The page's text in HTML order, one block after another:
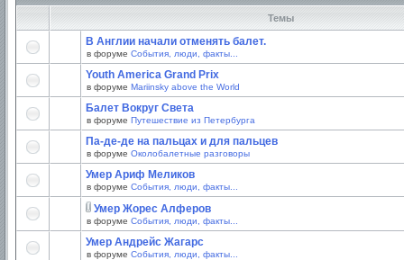
Темы
В Англии начали отменять балет.
в форуме События, люди, факты...
Youth America Grand Prix
в форуме Mariinsky above the World
Балет Вокруг Света
в форуме Путешествие из Петербурга
Па-де-де на пальцах и для пальцев
в форуме Околобалетные разговоры
Умер Ариф Меликов
в форуме События, люди, факты...
Умер Жорес Алферов
в форуме События, люди, факты...
Умер Андрейс Жагарс
в форуме События, люди, факты...